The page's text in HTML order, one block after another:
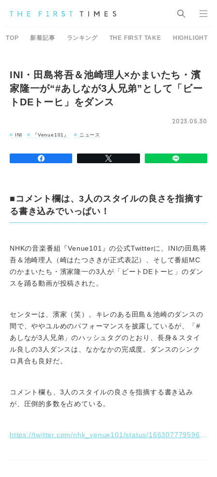
TOP 新着記事 ランキング THE FIRST TAKE HIGHLIGHT
INI・田島将吾＆池崎理人×かまいたち・濱
家隆一が“#あしなが3人兄弟”として「ビー
トDEトーヒ」をダンス
2023.05.30
INI 『Venue101』 ニュース
■コメント欄は、3人のスタイルの良さを指摘す
る書き込みでいっぱい！
NHKの音楽番組『Venue101』の公式Twitterに、INIの田島将
吾＆池崎理人（崎はたつさきが正式表記）、そして番組MC
のかまいたち・濱家隆一の3人が「ビートDEトーヒ」のダン
スを踊る動画が投稿された。
センターは、濱家（笑）。キレのある田島＆池崎のダンスの
間で、ややユルめのパフォーマンスを披露しているが、「#
あしなが3人兄弟」のハッシュタグのとおり、長身＆スタイ
ル良しの3人ダンスは、なかなかの完成度。ダンスのシンク
ロ具合も良好だ。
コメント欄も、3人のスタイルの良さを指摘する書き込み
が、圧倒的多数を占めている。